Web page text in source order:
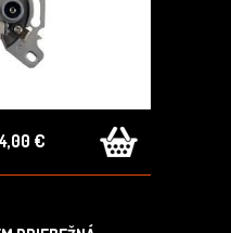
4,00 €